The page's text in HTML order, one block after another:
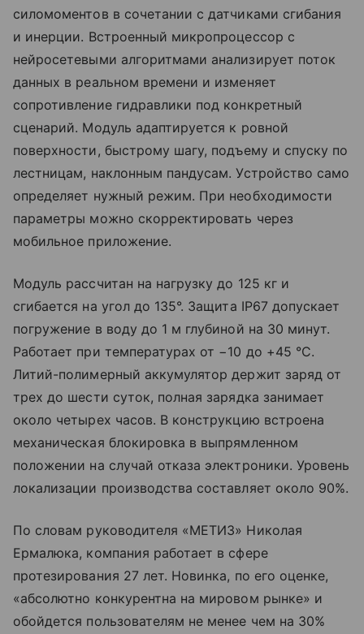
силомоментов в сочетании с датчиками сгибания
и инерции. Встроенный микропроцессор с
нейросетевыми алгоритмами анализирует поток
данных в реальном времени и изменяет
сопротивление гидравлики под конкретный
сценарий. Модуль адаптируется к ровной
поверхности, быстрому шагу, подъему и спуску по
лестницам, наклонным пандусам. Устройство само
определяет нужный режим. При необходимости
параметры можно скорректировать через
мобильное приложение.
Модуль рассчитан на нагрузку до 125 кг и
сгибается на угол до 135°. Защита IP67 допускает
погружение в воду до 1 м глубиной на 30 минут.
Работает при температурах от −10 до +45 °C.
Литий-полимерный аккумулятор держит заряд от
трех до шести суток, полная зарядка занимает
около четырех часов. В конструкцию встроена
механическая блокировка в выпрямленном
положении на случай отказа электроники. Уровень
локализации производства составляет около 90%.
По словам руководителя «МЕТИЗ» Николая
Ермалюка, компания работает в сфере
протезирования 27 лет. Новинка, по его оценке,
«абсолютно конкурентна на мировом рынке» и
обойдется пользователям не менее чем на 30%